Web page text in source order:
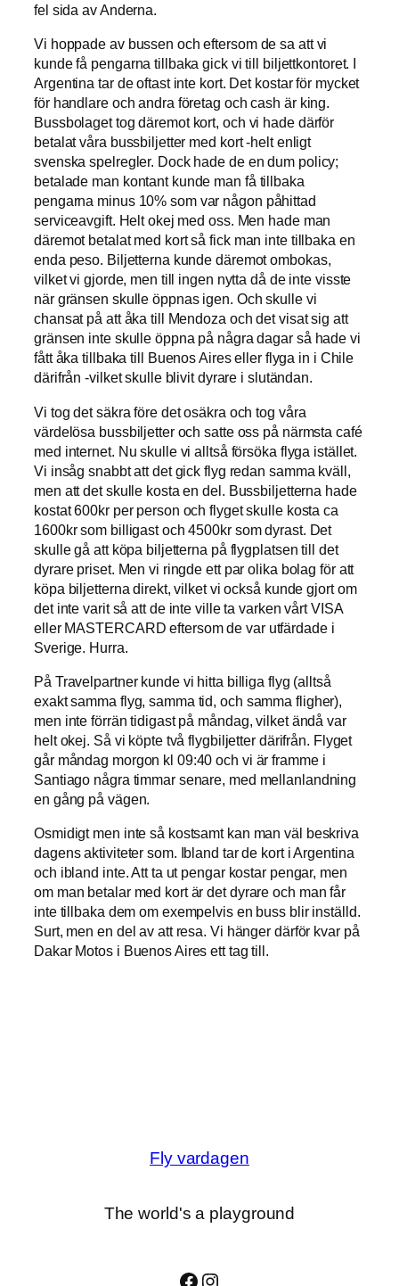
fel sida av Anderna.
Vi hoppade av bussen och eftersom de sa att vi
kunde få pengarna tillbaka gick vi till biljettkontoret. I
Argentina tar de oftast inte kort. Det kostar för mycket
för handlare och andra företag och cash är king.
Bussbolaget tog däremot kort, och vi hade därför
betalat våra bussbiljetter med kort -helt enligt
svenska spelregler. Dock hade de en dum policy;
betalade man kontant kunde man få tillbaka
pengarna minus 10% som var någon påhittad
serviceavgift. Helt okej med oss. Men hade man
däremot betalat med kort så fick man inte tillbaka en
enda peso. Biljetterna kunde däremot ombokas,
vilket vi gjorde, men till ingen nytta då de inte visste
när gränsen skulle öppnas igen. Och skulle vi
chansat på att åka till Mendoza och det visat sig att
gränsen inte skulle öppna på några dagar så hade vi
fått åka tillbaka till Buenos Aires eller flyga in i Chile
därifrån -vilket skulle blivit dyrare i slutändan.
Vi tog det säkra före det osäkra och tog våra
värdelösa bussbiljetter och satte oss på närmsta café
med internet. Nu skulle vi alltså försöka flyga istället.
Vi insåg snabbt att det gick flyg redan samma kväll,
men att det skulle kosta en del. Bussbiljetterna hade
kostat 600kr per person och flyget skulle kosta ca
1600kr som billigast och 4500kr som dyrast. Det
skulle gå att köpa biljetterna på flygplatsen till det
dyrare priset. Men vi ringde ett par olika bolag för att
köpa biljetterna direkt, vilket vi också kunde gjort om
det inte varit så att de inte ville ta varken vårt VISA
eller MASTERCARD eftersom de var utfärdade i
Sverige. Hurra.
På Travelpartner kunde vi hitta billiga flyg (alltså
exakt samma flyg, samma tid, och samma fligher),
men inte förrän tidigast på måndag, vilket ändå var
helt okej. Så vi köpte två flygbiljetter därifrån. Flyget
går måndag morgon kl 09:40 och vi är framme i
Santiago några timmar senare, med mellanlandning
en gång på vägen.
Osmidigt men inte så kostsamt kan man väl beskriva
dagens aktiviteter som. Ibland tar de kort i Argentina
och ibland inte. Att ta ut pengar kostar pengar, men
om man betalar med kort är det dyrare och man får
inte tillbaka dem om exempelvis en buss blir inställd.
Surt, men en del av att resa. Vi hänger därför kvar på
Dakar Motos i Buenos Aires ett tag till.
Fly vardagen
The world's a playground
Facebook
Instagram